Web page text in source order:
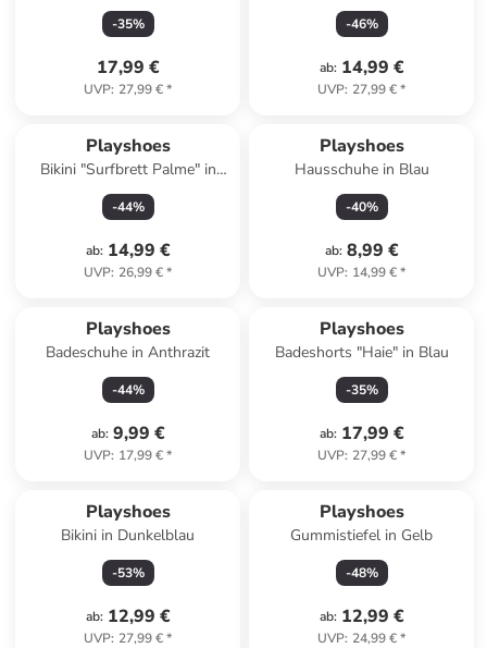
-35%
17,99 €
UVP: 27,99 €*
-46%
ab: 14,99 €
UVP: 27,99 €*
Playshoes
Bikini "Surfbrett Palme" in
Orange
-44%
ab: 14,99 €
UVP: 26,99 €*
Playshoes
Hausschuhe in Blau
-40%
ab: 8,99 €
UVP: 14,99 €*
Playshoes
Badeschuhe in Anthrazit
-44%
ab: 9,99 €
UVP: 17,99 €*
Playshoes
Badeshorts "Haie" in Blau
-35%
ab: 17,99 €
UVP: 27,99 €*
Playshoes
Bikini in Dunkelblau
-53%
ab: 12,99 €
UVP: 27,99 €*
Playshoes
Gummistiefel in Gelb
-48%
ab: 12,99 €
UVP: 24,99 €*